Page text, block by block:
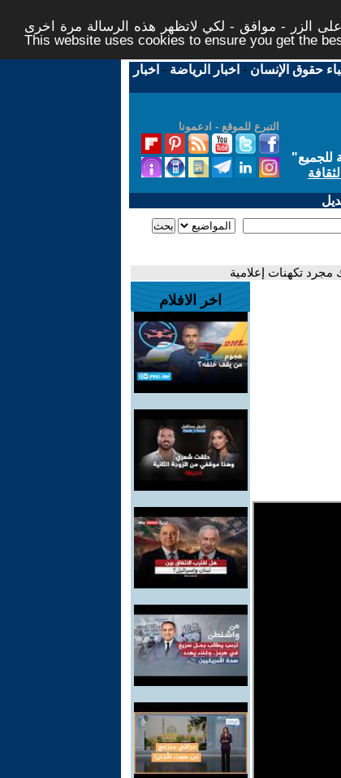
الزر - موافق - لكي لاتظهر هذه الرسالة مرة اخرى -
This website uses cookies to ensure you get the
حقوق الإنسان - اخبار الرياضة - اخبار
التبرع للموقع - ادعمونا
للجميع"
مجرد تكهنات إعلامية
اخر الافلام